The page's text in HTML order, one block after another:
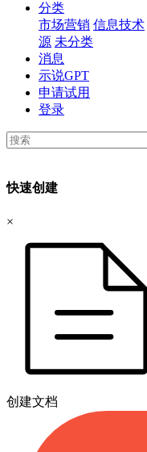
分类
市场营销 信息技术
源 未分类
消息
示说GPT
申请试用
登录
快速创建
×
创建文档